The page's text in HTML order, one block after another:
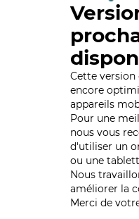
Cette version
encore
appareils
Pour une
nous vous
d'utiliser un
ou une
Nous
améliorer la
Merci de